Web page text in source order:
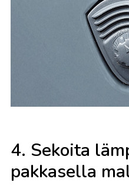
4. Sekoita
pakkasella